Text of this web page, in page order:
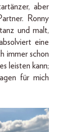
aber
Ronny
und malt,
eine
immer schon
leisten kann;
für mich